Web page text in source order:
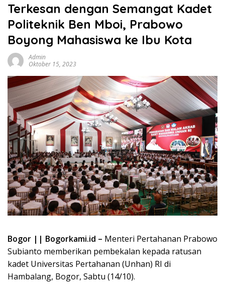
Terkesan dengan Semangat Kadet
Politeknik Ben Mboi, Prabowo
Boyong Mahasiswa ke Ibu Kota
Admin
Oktober 15, 2023
Bogor || Bogorkami.id – Menteri Pertahanan Prabowo
Subianto memberikan pembekalan kepada ratusan
kadet Universitas Pertahanan (Unhan) RI di
Hambalang, Bogor, Sabtu (14/10).